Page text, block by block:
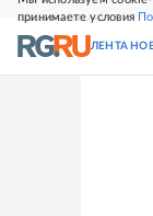
принимаете условия
СВЕЖИЙ НОМЕР
ЛЕНТА